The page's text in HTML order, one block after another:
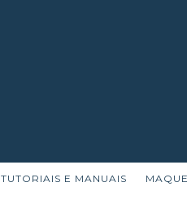
TUTORIAIS E MANUAIS